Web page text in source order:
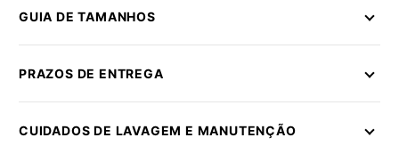
GUIA DE TAMANHOS
PRAZOS DE ENTREGA
CUIDADOS DE LAVAGEM E MANUTENÇÃO